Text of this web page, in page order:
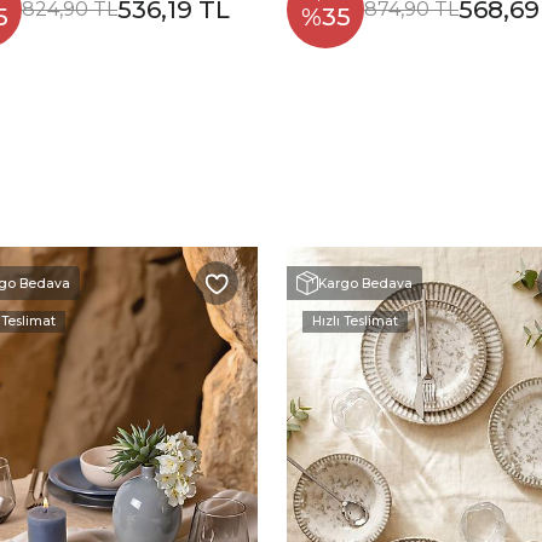
824,90 TL536,19 TL %35 874,90 TL
Bedava
Teslimat
Kargo Bedava
Hızlı Teslimat